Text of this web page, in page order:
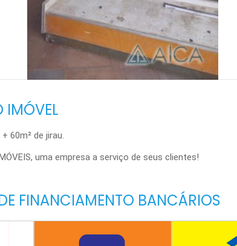
IMÓVEL
60m² de jirau.
uma empresa a serviço de seus clientes!
FINANCIAMENTO BANCÁRIOS